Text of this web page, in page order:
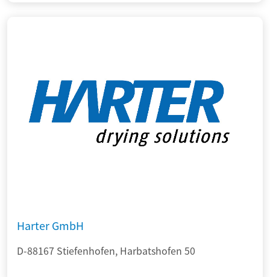
Harter GmbH
D-88167 Stiefenhofen, Harbatshofen 50